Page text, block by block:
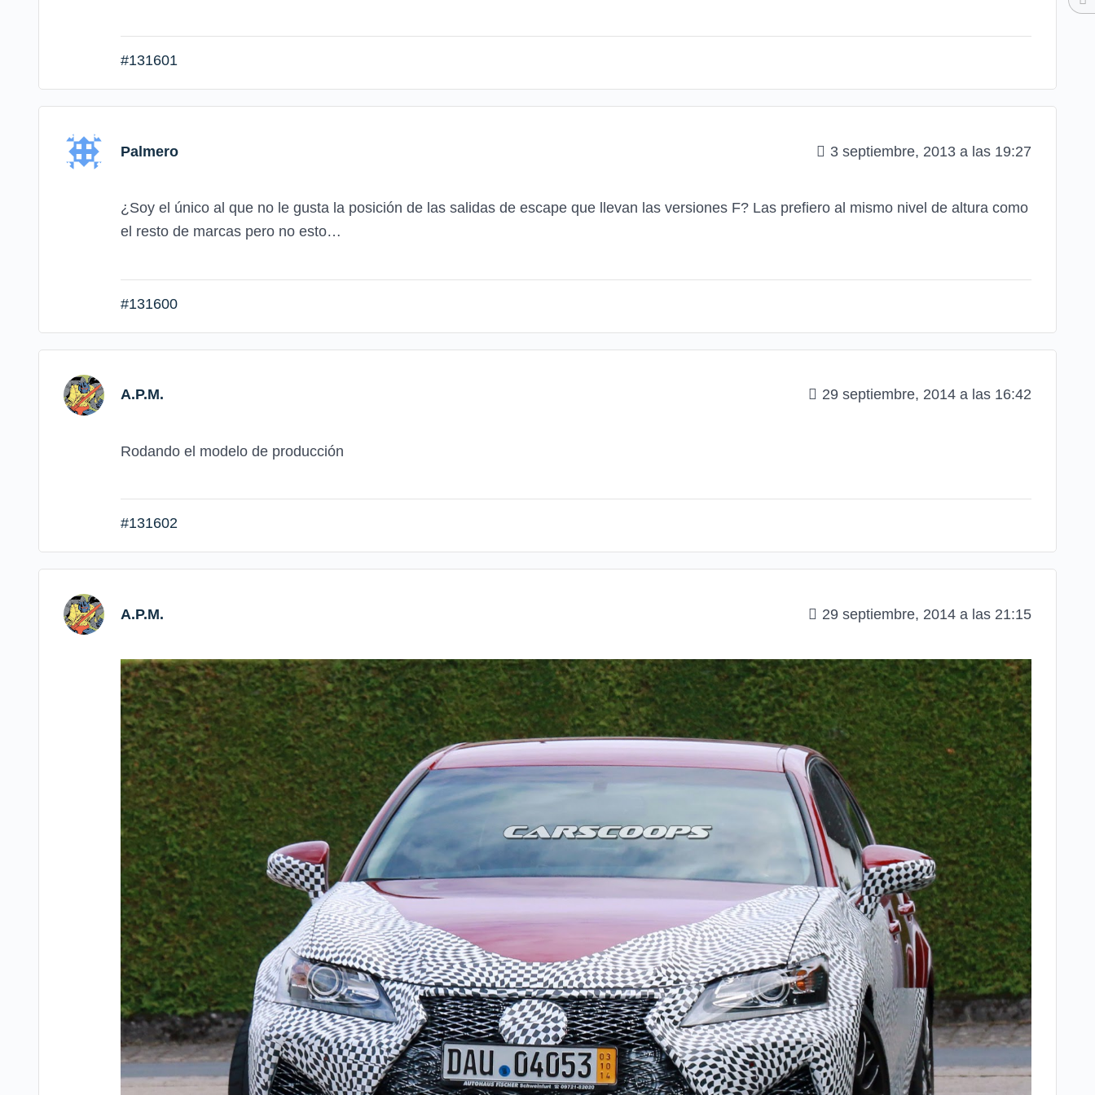
#131601
Palmero 3 septiembre, 2013 a las 19:27
¿Soy el único al que no le gusta la posición de las salidas de escape que llevan las versiones F? Las prefiero al mismo nivel de altura como
el resto de marcas pero no esto…
#131600
A.P.M. 29 septiembre, 2014 a las 16:42
Rodando el modelo de producción
#131602
A.P.M. 29 septiembre, 2014 a las 21:15